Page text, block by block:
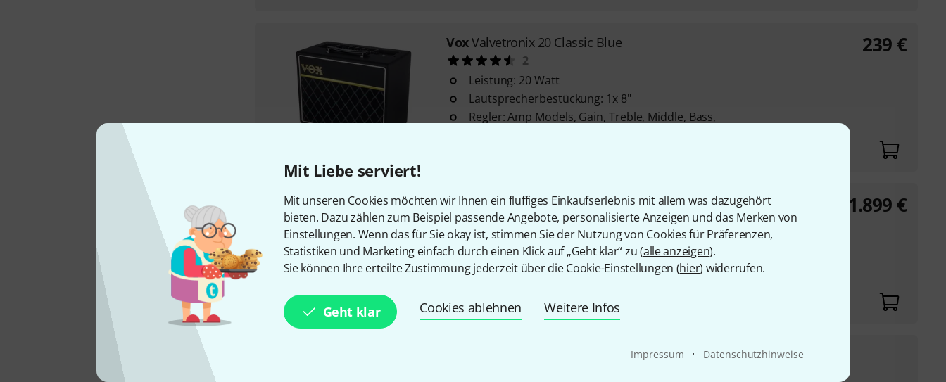
Mit Liebe serviert!
Mit unseren Cookies möchten wir Ihnen ein fluffiges Einkaufserlebnis mit allem was dazugehört
bieten. Dazu zählen zum Beispiel passende Angebote, personalisierte Anzeigen und das Merken von
Einstellungen. Wenn das für Sie okay ist, stimmen Sie der Nutzung von Cookies für Präferenzen,
Statistiken und Marketing einfach durch einen Klick auf „Geht klar“ zu (alle anzeigen).
Sie können Ihre erteilte Zustimmung jederzeit über die Cookie-Einstellungen (hier) widerrufen.
Geht klar Cookies ablehnen Weitere Infos
Impressum · Datenschutzhinweise
VoxValvetronix 20 Classic Blue
2
Leistung: 20 Watt
Lautsprecherbestückung: 1x 8"
Regler: Amp Models, Gain, Treble, Middle, Bass,
239 €
Vox AC15 Handwired
Hand Wired Serie
Leistung: 15 W
Bestückung: 1x 12" 16 Ohm Celestion Alnico Blue
Lautsprecher
Sofort lieferbar
1.899 €
385€